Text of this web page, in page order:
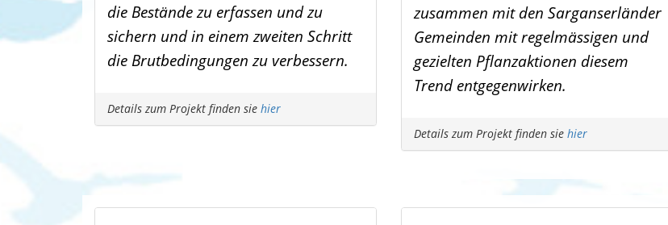
die Bestände zu erfassen und zu
sichern und in einem zweiten Schritt
die Brutbedingungen zu verbessern.
Details zum Projekt finden sie hier
zusammen mit den Sarganserländer
Gemeinden mit regelmässigen und
gezielten Pflanzaktionen diesem
Trend entgegenwirken.
Details zum Projekt finden sie hier